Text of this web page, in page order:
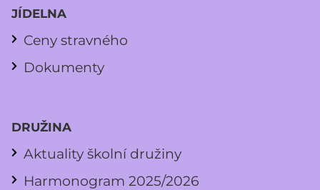
JÍDELNA
Ceny stravného
Dokumenty
DRUŽINA
Aktuality školní družiny
Harmonogram 2025/2026